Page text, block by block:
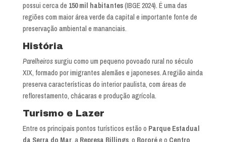
possui cerca de 150 mil habitantes(IBGE 2024). É uma das
regiões com maior área verde da capital e importante fonte de
preservação ambiental e mananciais.
História
Parelheirossurgiu como um pequeno povoado rural no século
XIX, formado por imigrantes alemães e japoneses. A região ainda
preserva características do interior paulista, com áreas de
reflorestamento, chácaras e produção agrícola.
Turismo e Lazer
Entre os principais pontos turísticos estão o Parque Estadual
da Serra do Mar, a Represa Billings, o Bororée o Centro